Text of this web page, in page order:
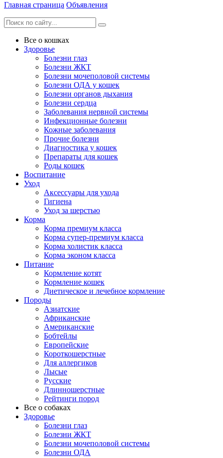
Главная страница Объявления
Все о кошках
Здоровье
Болезни глаз
Болезни ЖКТ
Болезни мочеполовой системы
Болезни ОДА у кошек
Болезни органов дыхания
Болезни сердца
Заболевания нервной системы
Инфекционные болезни
Кожные заболевания
Прочие болезни
Диагностика у кошек
Препараты для кошек
Роды кошек
Воспитание
Уход
Аксессуары для ухода
Гигиена
Уход за шерстью
Корма
Корма премиум класса
Корма супер-премиум класса
Корма холистик класса
Корма эконом класса
Питание
Кормление котят
Кормление кошек
Диетическое и лечебное кормление
Породы
Азиатские
Африканские
Американские
Бобтейлы
Европейские
Короткошерстные
Для аллергиков
Лысые
Русские
Длинношерстные
Рейтинги пород
Все о собаках
Здоровье
Болезни глаз
Болезни ЖКТ
Болезни мочеполовой системы
Болезни ОДА